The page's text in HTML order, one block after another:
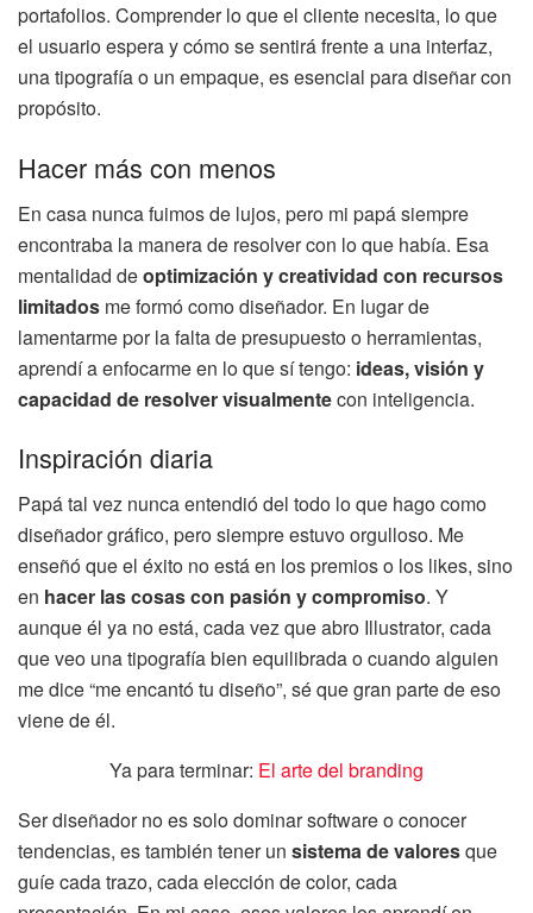
portafolios. Comprender lo que el cliente necesita, lo que
el usuario espera y cómo se sentirá frente a una interfaz,
una tipografía o un empaque, es esencial para diseñar con
propósito.
Hacer más con menos
En casa nunca fuimos de lujos, pero mi papá siempre
encontraba la manera de resolver con lo que había. Esa
mentalidad deoptimización y creatividad con recursos
limitados me formó como diseñador. En lugar de
lamentarme por la falta de presupuesto o herramientas,
aprendí a enfocarme en lo que sí tengo: ideas, visión y
capacidad de resolver visualmentecon inteligencia.
Inspiración diaria
Papá tal vez nunca entendió del todo lo que hago como
diseñador gráfico, pero siempre estuvo orgulloso. Me
enseñó que el éxito no está en los premios o los likes, sino
en hacer las cosas con pasión y compromiso. Y
aunque él ya no está, cada vez que abro Illustrator, cada
que veo una tipografía bien equilibrada o cuando alguien
me dice “me encantó tu diseño”, sé que gran parte de eso
viene de él.
Ya para terminar: El arte del branding
Ser diseñador no es solo dominar software o conocer
tendencias, es también tener un sistema de valoresque
guíe cada trazo, cada elección de color, cada